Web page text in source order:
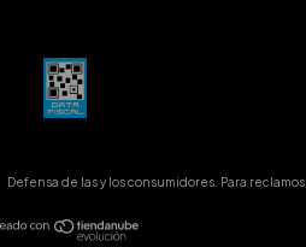
Defensa de las y los consumidores. Para reclamos